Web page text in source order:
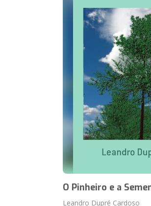
O Pinheiro e a
Leandro Dupré Cardoso